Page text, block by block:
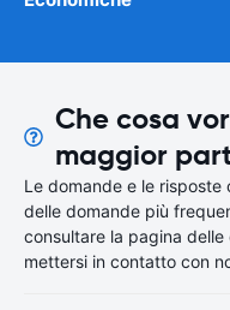
Che cosa
maggior
Le domande e le risposte
delle domande più
consultare la pagina
mettersi in contatto con